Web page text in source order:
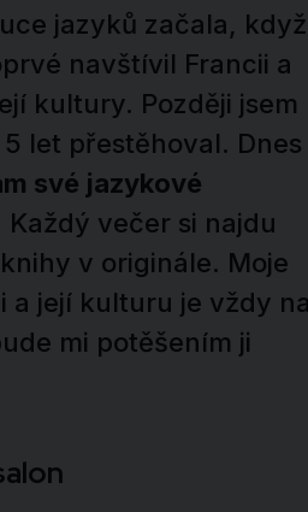
jazyků začala, když
navštívil Francii a
kultury. Později jsem
let přestěhoval. Dnes
své jazykové
Každý večer si najdu
v originále. Moje
a její kulturu je vždy
mi potěšením ji